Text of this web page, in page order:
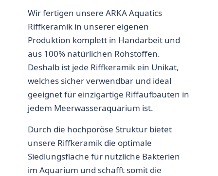
Wir fertigen unsere ARKA Aquatics
Riffkeramik in unserer eigenen
Produktion komplett in Handarbeit und
aus 100% natürlichen Rohstoffen.
Deshalb ist jede Riffkeramik ein Unikat,
welches sicher verwendbar und ideal
geeignet für einzigartige Riffaufbauten in
jedem Meerwasseraquarium ist.
Durch die hochporöse Struktur bietet
unsere Riffkeramik die optimale
Siedlungsfläche für nützliche Bakterien
im Aquarium und schafft somit die